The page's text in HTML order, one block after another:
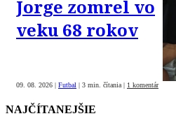
Jorge zomrel vo
veku 68 rokov
09. 08. 2026 | Futbal | 3 min. čítania | 1 komentár
NAJČÍTANEJŠIE